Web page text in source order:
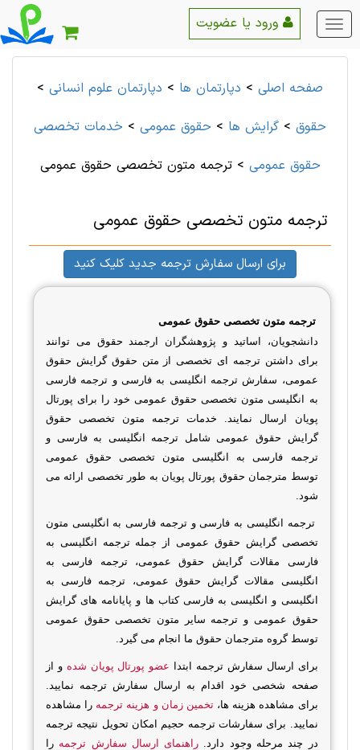
منو
اصلی
صفحه اصلی > دپارتمان ها > دپارتمان علوم انسانی >
حقوق > گرایش ها > حقوق عمومی > خدمات تخصصی
حقوق عمومی >ترجمه متون تخصصی حقوق عمومی
ترجمه متون تخصصی حقوق عمومی
برای ارسال سفارش ترجمه جدید کلیک کنید
ترجمه متون تخصصی حقوق عمومی
دانشجویان، اساتید و پژوهشگران ارجمند حقوق می توانند
برای داشتن ترجمه ای تخصصی از متن حقوق گرایش حقوق
عمومی، سفارش ترجمه انگلیسی به فارسی و ترجمه فارسی
به انگلیسی متون تخصصی حقوق عمومی خود را برای پورتال
پویان ارسال نمایند. خدمات ترجمه متون تخصصی حقوق
گرایش حقوق عمومی شامل ترجمه انگلیسی به فارسی و
ترجمه فارسی به انگلیسی متون تخصصی حقوق عمومی
توسط مترجمان حقوق پورتال پویان به طور تخصصی ارائه می
شود.
ترجمه انگلیسی به فارسی و ترجمه فارسی به انگلیسی متون
تخصصی گرایش حقوق عمومی از جمله ترجمه انگلیسی به
فارسی مقالات گرایش حقوق عمومی، ترجمه فارسی به
انگلیسی مقالات گرایش حقوق عمومی، ترجمه فارسی به
انگلیسی و انگلیسی به فارسی کتاب ها و پایانامه های گرایش
حقوق عمومی و ترجمه سایر متون تخصصی حقوق عمومی
توسط گروه مترجمان حقوق ما انجام می گیرد.
برای ارسال سفارش ترجمه ابتدا عضو پورتال پویان شده و از
صفحه شخصی خود اقدام به ارسال سفارش ترجمه نمایید.
برای مشاهده هزینه ها،تخمین زمان و هزینه ترجمه را مشاهده
نمایید. برای سفارشات ترجمه حجیم امکان تحویل نتیجه ترجمه
در چند مرحله وجود دارد. راهنمای ارسال سفارش ترجمه را